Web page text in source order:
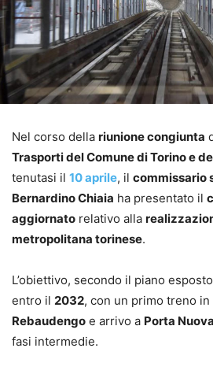
Nel corso della riunione congiunta
Trasporti del Comune di Torino e
tenutasi il 10 aprile, il commissario
Bernardino Chiaia ha presentato il
aggiornato relativo alla
metropolitana torinese.
L’obiettivo, secondo il piano
entro il 2032, con un primo treno
Rebaudengo e arrivo a Porta Nuova
fasi intermedie.